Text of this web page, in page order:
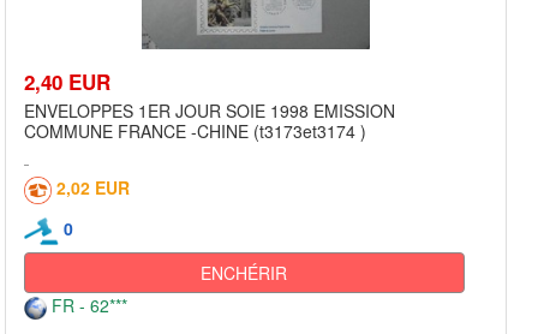
2,40 EUR
ENVELOPPES 1ER JOUR SOIE 1998 EMISSION
COMMUNE FRANCE -CHINE (t3173et3174 )
2,02 EUR
0
ENCHÉRIR
FR - 62***